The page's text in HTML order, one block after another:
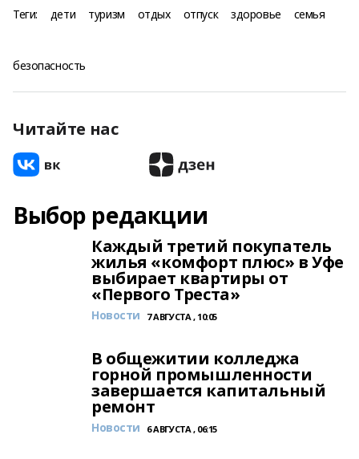
Теги: дети туризм отдых отпуск здоровье семья
безопасность
Читайте нас
Выбор редакции
Каждый третий покупатель
жилья «комфорт плюс» в Уфе
выбирает квартиры от
«Первого Треста»
Новости 7 АВГУСТА , 10:05
В общежитии колледжа
горной промышленности
завершается капитальный
ремонт
Новости 6 АВГУСТА , 06:15